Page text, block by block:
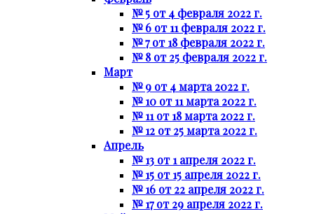
№ 5 от 4 февраля 2022 г.
№ 6 от 11 февраля 2022 г.
№ 7 от 18 февраля 2022 г.
№ 8 от 25 февраля 2022 г.
Март
№ 9 от 4 марта 2022 г.
№ 10 от 11 марта 2022 г.
№ 11 от 18 марта 2022 г.
№ 12 от 25 марта 2022 г.
Апрель
№ 13 от 1 апреля 2022 г.
№ 15 от 15 апреля 2022 г.
№ 16 от 22 апреля 2022 г.
№ 17 от 29 апреля 2022 г.